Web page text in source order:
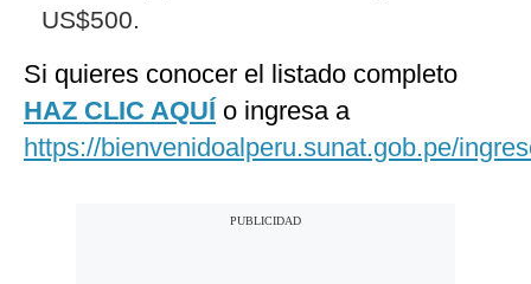
US$500.
Si quieres conocer el listado completo
HAZ CLIC AQUÍ o ingresa a
https://bienvenidoalperu.sunat.gob.pe/